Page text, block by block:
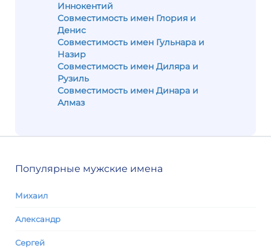
Иннокентий
Совместимость имен Глория и
Денис
Совместимость имен Гульнара и
Назир
Совместимость имен Диляра и
Рузиль
Совместимость имен Динара и
Алмаз
Популярные мужские имена
Михаил
Александр
Сергей